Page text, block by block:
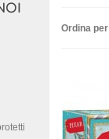
Ordina per